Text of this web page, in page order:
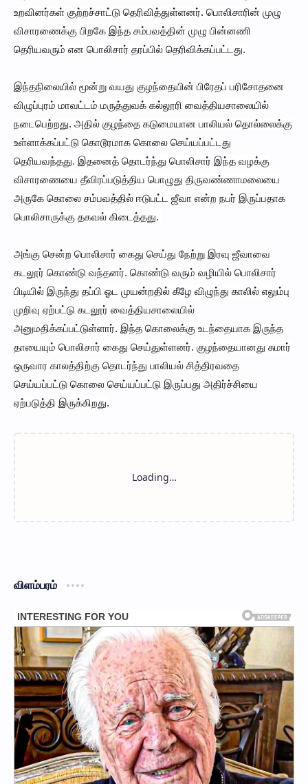
உறவினர்கள் குற்றச்சாட்டு தெரிவித்துள்ளனர். பொலிசாரின் முழு
விசாரணைக்கு பிறகே இந்த சம்பவத்தின் முழு பின்னணி
தெரியவரும் என பொலிசார் தரப்பில் தெரிவிக்கப்பட்டது.
இந்தநிலையில் மூன்று வயது குழந்தையின் பிரேதப் பரிசோதனை
விழுப்புரம் மாவட்டம் மருத்துவக் கல்லூரி வைத்தியசாலையில்
நடைபெற்றது. அதில் குழந்தை கடுமையான பாலியல் தொல்லைக்கு
உள்ளாக்கப்பட்டு கொடூரமாக கொலை செய்யப்பட்டது
தெரியவந்தது. இதனைத் தொடர்ந்து பொலிசார் இந்த வழக்கு
விசாரணையை தீவிரப்படுத்திய பொழுது திருவண்ணாமலையை
அருகே கொலை சம்பவத்தில் ஈடுபட்ட ஜீவா என்ற நபர் இருப்பதாக
பொலிசாருக்கு தகவல் கிடைத்தது.
அங்கு சென்ற பொலிசார் கைது செய்து நேற்று இரவு ஜீவாவை
கடலூர் கொண்டு வந்தனர். கொண்டு வரும் வழியில் பொலிசார்
பிடியில் இருந்து தப்பி ஓட முயன்றதில் கீழே விழுந்து காலில் எலும்பு
முறிவு ஏற்பட்டு கடலூர் வைத்தியசாலையில்
அனுமதிக்கப்பட்டுள்ளார். இந்த கொலைக்கு உடந்தையாக இருந்த
தாயையும் பொலிசார் கைது செய்துள்ளனர். குழந்தையானது சுமார்
ஒருவார காலத்திற்கு தொடர்ந்து பாலியல் சித்திரவதை
செய்யப்பட்டு கொலை செய்யப்பட்டு இருப்பது அதிர்ச்சியை
ஏற்படுத்தி இருக்கிறது.
விளம்பரம்